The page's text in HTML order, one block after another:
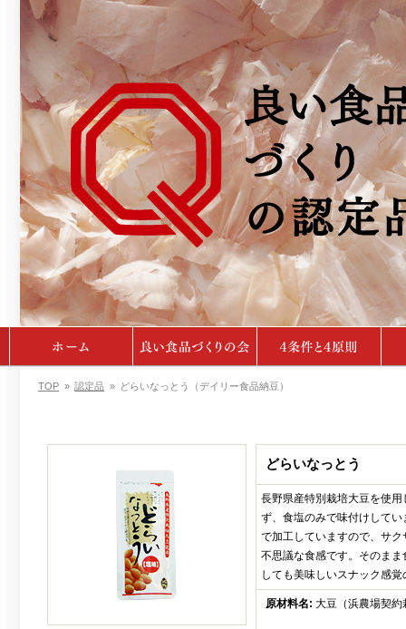
TOP » 認定品 » どらいなっとう（デイリー食品納豆）
どらいなっとう
長野県産特別栽培大豆を使
ず、食塩のみで味付けして
で加工していますので、サ
不思議な食感です。そのま
しても美味しいスナック感
原材料名: 大豆（浜農場契